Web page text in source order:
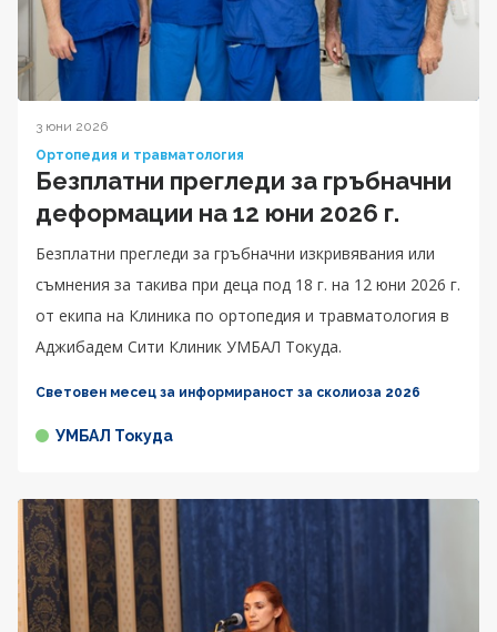
3 юни 2026
Ортопедия и травматология
Безплатни прегледи за гръбначни
деформации на 12 юни 2026 г.
Безплатни прегледи за гръбначни изкривявания или
съмнения за такива при деца под 18 г. на 12 юни 2026 г.
от екипа на Клиника по ортопедия и травматология в
Аджибадем Сити Клиник УМБАЛ Токуда.
Световен месец за информираност за сколиоза 2026
УМБАЛ Токуда